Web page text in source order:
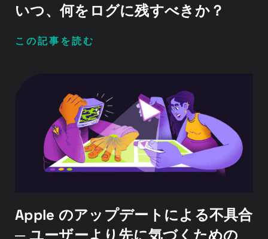
いつ、何をログに残すべきか？
この記事を読む
Apple のアップデートによる不具合
─ ユーザーより先に気づくための